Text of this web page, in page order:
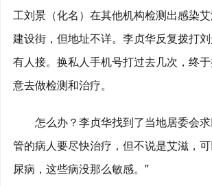
工刘景（化名）在其他机构检测出感染
建设街，但地址不详。李贞华反复拨打
有人接。换私人手机号打过去几次，终
意去做检测和治疗。
怎么办？李贞华找到了当地居委会求
管的病人要尽快治疗，但不说是艾滋，
尿病，这些病没那么敏感。”